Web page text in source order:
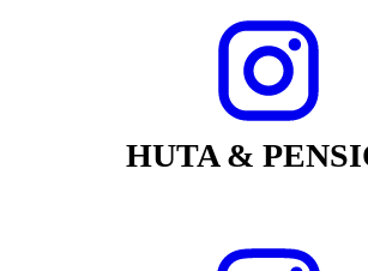
HUTA &